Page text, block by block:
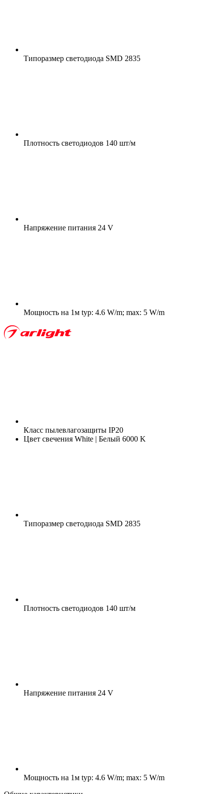
Типоразмер светодиода SMD 2835
Плотность светодиодов 140 шт/м
Напряжение питания 24 V
Мощность на 1м typ: 4.6 W/m; max: 5 W/m
Класс пылевлагозащиты IP20
Цвет свечения White | Белый 6000 K
Типоразмер светодиода SMD 2835
Плотность светодиодов 140 шт/м
Напряжение питания 24 V
Мощность на 1м typ: 4.6 W/m; max: 5 W/m